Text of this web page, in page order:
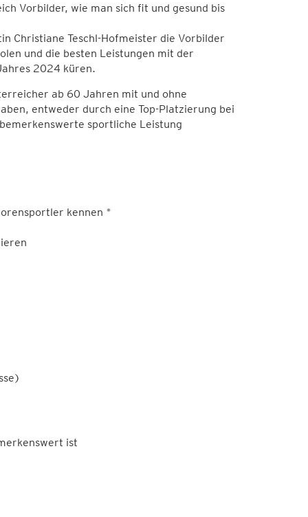
Vorbilder, wie man sich fit und gesund bis
Christiane Teschl-Hofmeister die Vorbilder
und die besten Leistungen mit der
2024 küren.
ab 60 Jahren mit und ohne
entweder durch eine Top-Platzierung bei
sportliche Leistung
kennen *
ist